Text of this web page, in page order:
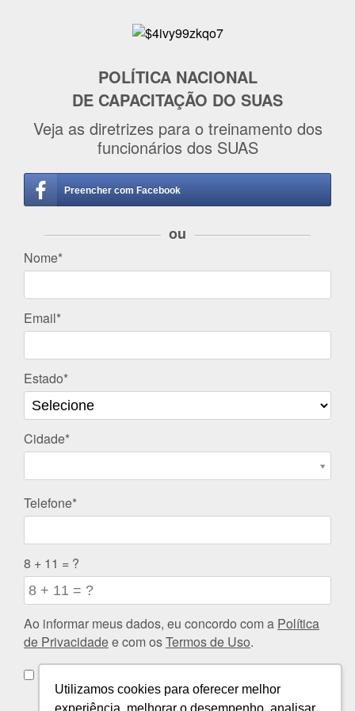
Utilizamos cookies para oferecer melhor
POLÍTICA NACIONAL
DE CAPACITAÇÃO DO SUAS
Veja as diretrizes para o treinamento dos
funcionários dos SUAS
Preencher com Facebook
ou
Nome*
Email*
Estado*
Cidade*
Telefone*
8 + 11 = ?
Ao informar meus dados, eu concordo com a Política
de Privacidadee com osTermos de Uso.